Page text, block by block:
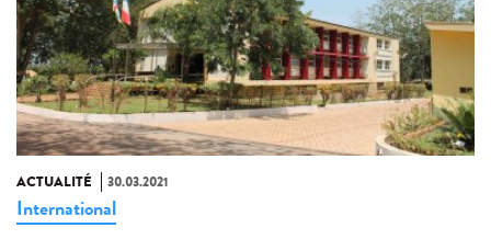
ACTUALITÉ 30.03.2021
International